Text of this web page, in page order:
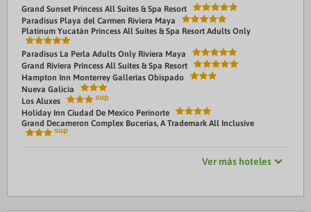
Grand Sunset Princess All Suites & Spa Resort
Paradisus Playa del Carmen Riviera Maya
Platinum Yucatán Princess All Suites & Spa Resort Adults Only
Paradisus La Perla Adults Only Riviera Maya
Grand Riviera Princess All Suites & Spa Resort
Hampton Inn Monterrey Gallerias Obispado
Nueva Galicia
Los Aluxes
Holiday Inn Ciudad De Mexico Perinorte
Grand Decameron Complex Bucerias, A Trademark All Inclusive
Ver más hoteles